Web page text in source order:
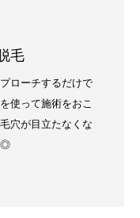
毛
ローチするだけで
使って施術をおこ
穴が目立たなくな
◎